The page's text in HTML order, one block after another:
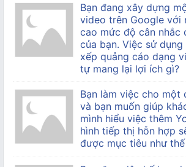
Bạn đang xây dựng
video trên Google với
cao mức độ cân nhắc
của bạn. Việc sử
xếp quảng cáo dạng
tự mang lại lợi ích gì?
Bạn làm việc cho
và bạn muốn giúp
mình hiểu việc thêm
hình tiếp thị hỗn hợp
được mục tiêu như thế